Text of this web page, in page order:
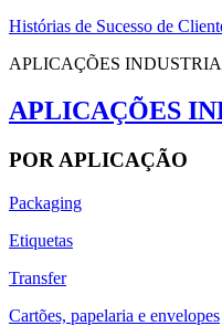
Histórias de Sucesso de
APLICAÇÕES
APLICAÇÕES
POR APLICAÇÃO
Packaging
Etiquetas
Transfer
Cartões, papelaria e envelopes